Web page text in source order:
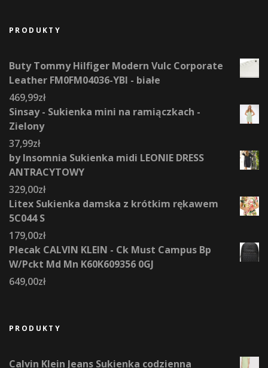
PRODUKTY
Buty Tommy Hilfiger Modern Vulc Corporate
Leather FM0FM04036-YBI - białe
469,99zł
Sinsay - Sukienka mini na ramiączkach -
Zielony
37,99zł
by Insomnia Sukienka midi LEONIE DRESS
ANTRACYTOWY
329,00zł
Litex Sukienka damska z krótkim rękawem
5C044 S
179,00zł
Plecak CALVIN KLEIN - Ck Must Campus Bp
W/Pckt Md Mn K60K609356 0GJ
649,00zł
PRODUKTY
Calvin Klein Jeans Sukienka codzienna